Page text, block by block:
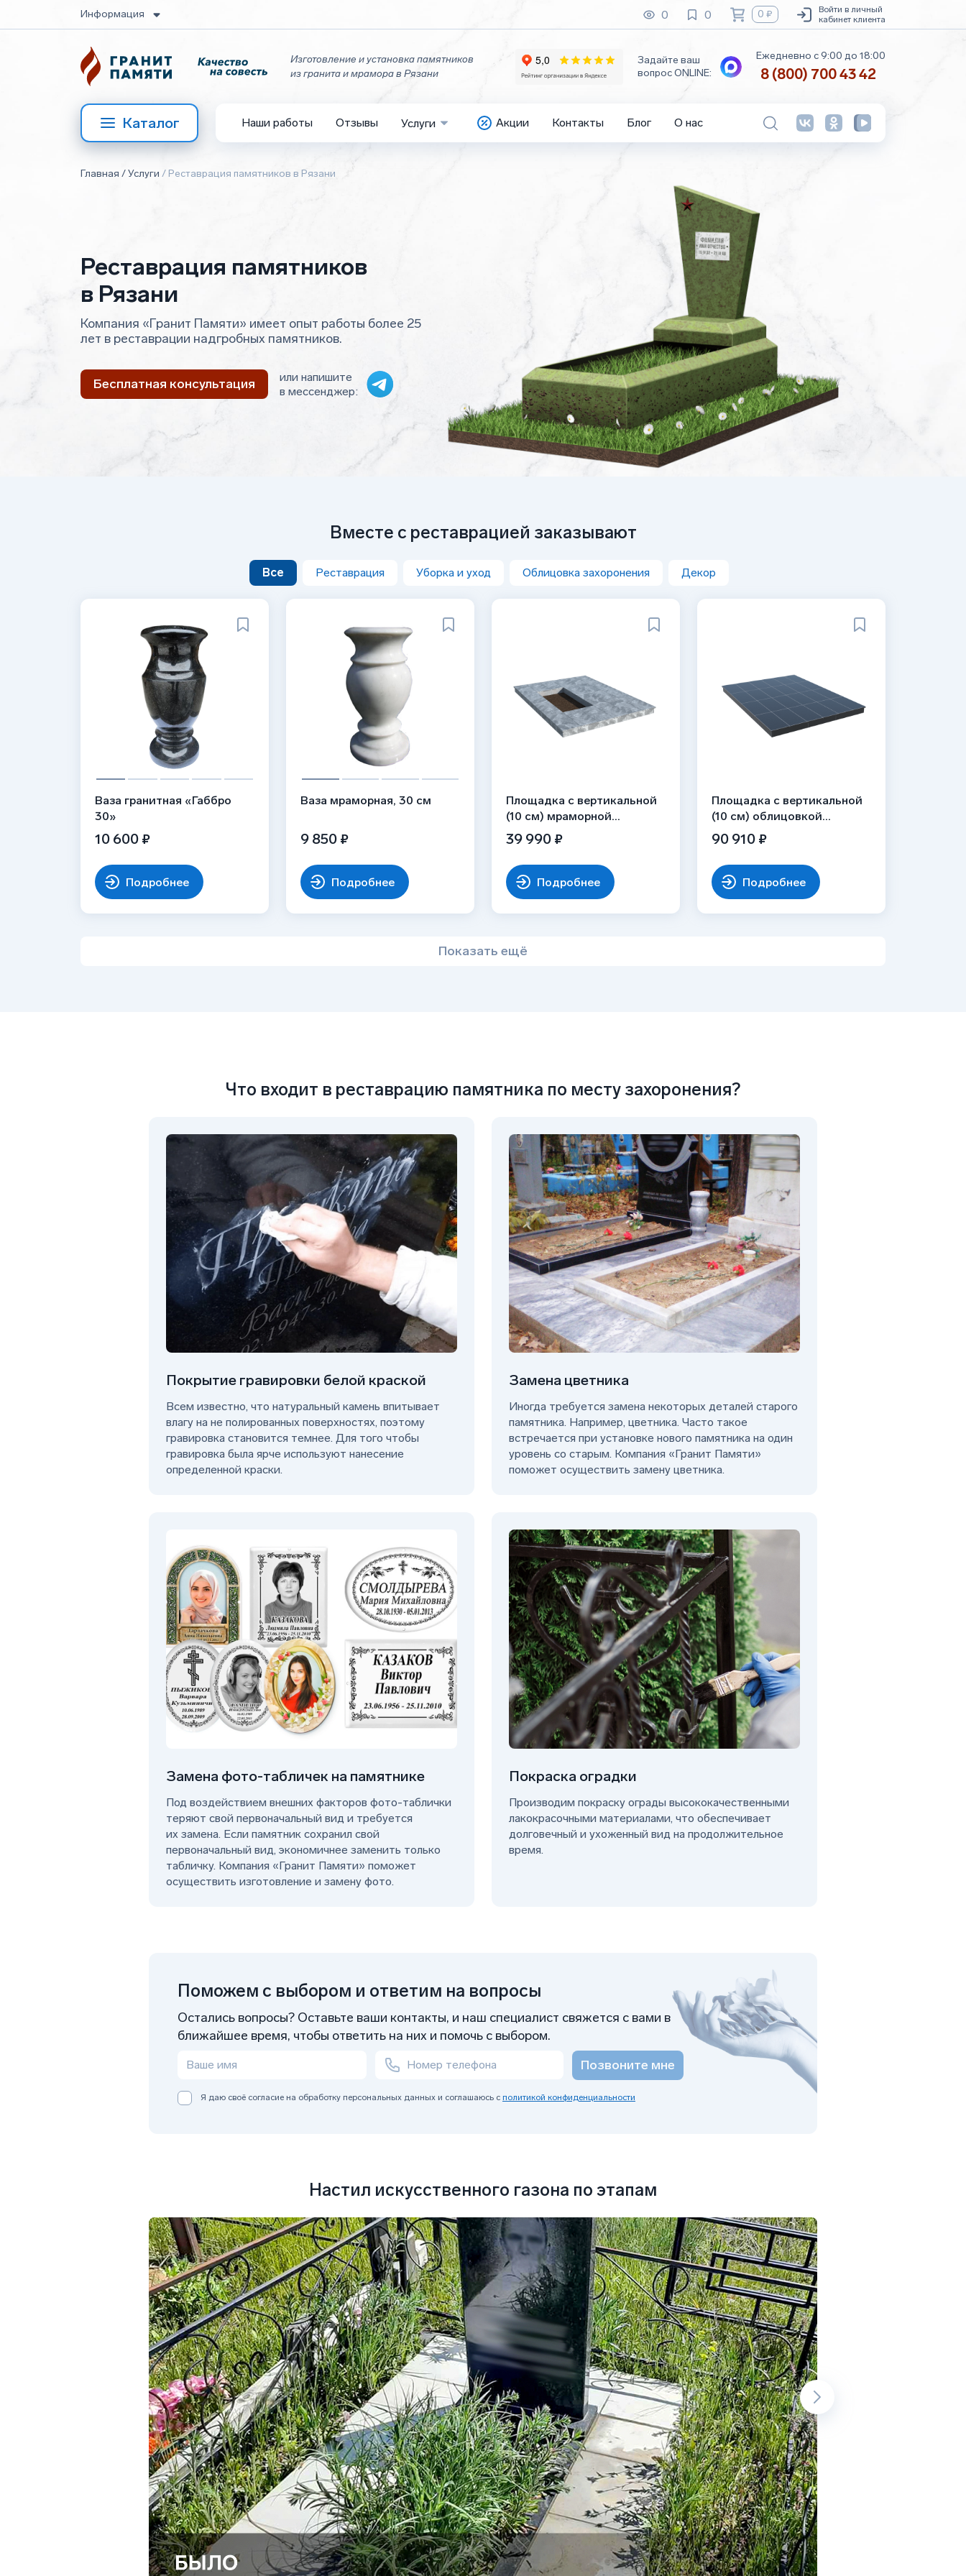
Информация 0 0 0 ₽
Войти в личный
кабинет клиента
Изготовление и установка памятников
из гранита и мрамора в Рязани
Задайте ваш
вопрос ONLINE:
Ежедневно с 9:00 до 18:00
8 (800) 700 43 42
Каталог Наши работы Отзывы Услуги Акции Контакты Блог О нас
Главная /Услуги /Реставрация памятников в Рязани
Реставрация памятников
в Рязани
Компания «Гранит Памяти» имеет опыт работы более 25
лет в реставрации надгробных памятников.
Бесплатная консультация
или напишите
в мессенджер:
Вместе с реставрацией заказывают
Все Реставрация Уборка и уход Облицовка захоронения Декор
Ваза гранитная «Габбро
30»
10 600 ₽
Подробнее
Ваза мраморная, 30 см
9 850 ₽
Подробнее
Площадка с вертикальной
(10 см) мраморной
облицовкой (под цветник)
39 990 ₽
Подробнее
Площадка с вертикальной
(10 см) облицовкой
гранитом Габбро
90 910 ₽
Подробнее
Показать ещё
Что входит в реставрацию памятника по месту захоронения?
Покрытие гравировки белой краской
Всем известно, что натуральный камень впитывает
влагу на не полированных поверхностях, поэтому
гравировка становится темнее. Для того чтобы
гравировка была ярче используют нанесение
определенной краски.
Замена цветника
Иногда требуется замена некоторых деталей старого
памятника. Например, цветника. Часто такое
встречается при установке нового памятника на один
уровень со старым. Компания «Гранит Памяти»
поможет осуществить замену цветника.
Замена фото-табличек на памятнике
Под воздействием внешних факторов фото-таблички
теряют свой первоначальный вид и требуется
их замена. Если памятник сохранил свой
первоначальный вид, экономичнее заменить только
табличку. Компания «Гранит Памяти» поможет
осуществить изготовление и замену фото.
Покраска оградки
Производим покраску ограды высококачественными
лакокрасочными материалами, что обеспечивает
долговечный и ухоженный вид на продолжительное
время.
Поможем с выбором и ответим на вопросы
Остались вопросы? Оставьте ваши контакты, и наш специалист свяжется с вами в
ближайшее время, чтобы ответить на них и помочь с выбором.
Позвоните мне
Я даю своё согласие на обработку персональных данных и соглашаюсь с политикой конфиденциальности
Настил искусственного газона по этапам